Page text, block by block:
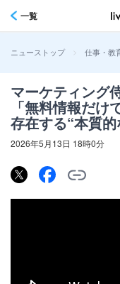
一覧
ニューストップ > 仕事・教
マーケティング
「無料情報だ
存在する“本質
2026年5月13日 18時0分